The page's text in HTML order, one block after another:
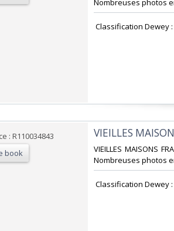
Nombreuses photos
Classification Dewey
: R110034843
book
‎VIEILLES
‎VIEILLES MAISONS
Nombreuses photos
Classification Dewey